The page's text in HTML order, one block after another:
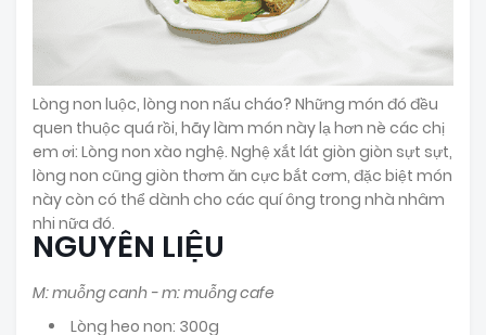
Lòng non luộc, lòng non nấu cháo? Những món đó đều
quen thuộc quá rồi, hãy làm món này lạ hơn nè các chị
em ơi: Lòng non xào nghệ. Nghệ xắt lát giòn giòn sựt sựt,
lòng non cũng giòn thơm ăn cực bắt cơm, đặc biệt món
này còn có thể dành cho các quí ông trong nhà nhâm
nhi nữa đó.
NGUYÊN LIỆU
M: muỗng canh - m: muỗng cafe
Lòng heo non: 300g